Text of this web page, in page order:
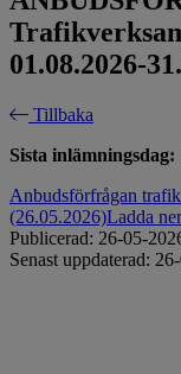
01.08.2026-
Tillbaka
Sista inlämningsdag:
Anbudsförfrågan
(26.05.2026)Ladda ner
Publicerad: 26-05-
Senast uppdaterad: